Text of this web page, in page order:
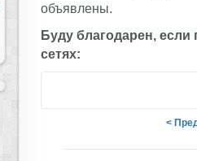
объявлены.
Буду благодарен, если
сетях:
<